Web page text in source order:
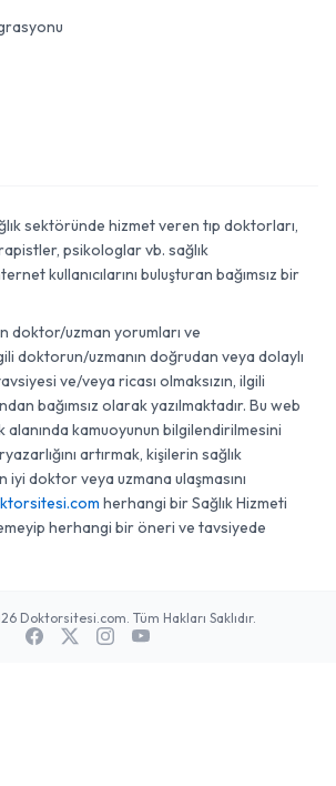
sektöründe hizmet veren tıp doktorları,
psikologlar vb. sağlık
kullanıcılarını buluşturan bağımsız bir
doktor/uzman yorumları ve
doktorun/uzmanın doğrudan veya dolaylı
ve/veya ricası olmaksızın, ilgili
bağımsız olarak yazılmaktadır. Bu web
alanında kamuoyunun bilgilendirilmesini
artırmak, kişilerin sağlık
iyi doktor veya uzmana ulaşmasını
herhangi bir Sağlık Hizmeti
herhangi bir öneri ve tavsiyede
Doktorsitesi.com. Tüm Hakları Saklıdır.